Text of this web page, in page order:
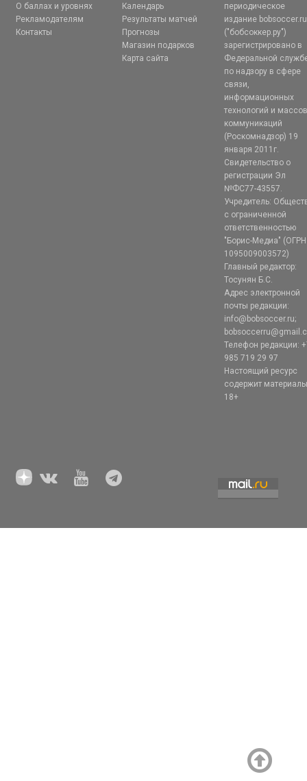
О баллах и уровнях
Рекламодателям
Контакты
Календарь
Результаты матчей
Прогнозы
Магазин подарков
Карта сайта
периодическое
издание bobsoccer.ru
("бобсоккер.ру")
зарегистрировано в
Федеральной
по надзору в сфере
связи,
информационных
технологий и
коммуникаций
(Роскомнадзор) 19
января 2011г.
Свидетельство о
регистрации Эл
№ФС77-43557.
Учредитель:
с ограниченной
ответственностью
"Борис-Медиа" (ОГРН
1095009003572)
Главный редактор:
Тосунян Б.С.
Адрес электронной
почты редакции:
info@bobsoccer.ru;
Телефон редакции:
985 719 29 97
Настоящий ресурс
содержит
18+